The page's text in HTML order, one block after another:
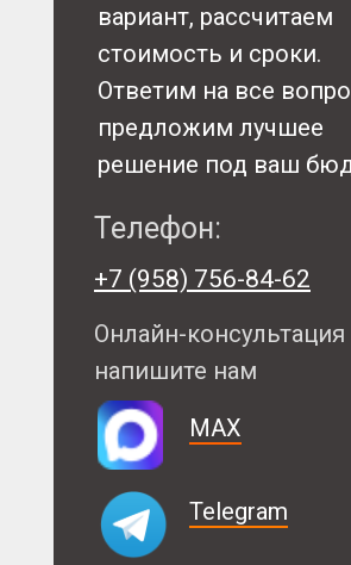
вариант, рассчитаем
стоимость и сроки.
Ответим на все
предложим лучшее
решение под ваш
MAX
Telegram
Телефон:
Онлайн-
напишите нам
+7 (958) 756-84-62